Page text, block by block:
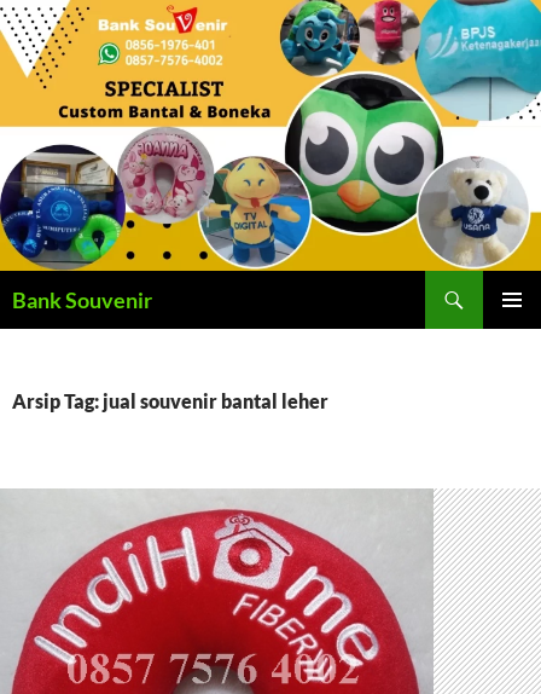
Langsung
ke
Bank Souvenir
Arsip Tag: jual souvenir bantal leher